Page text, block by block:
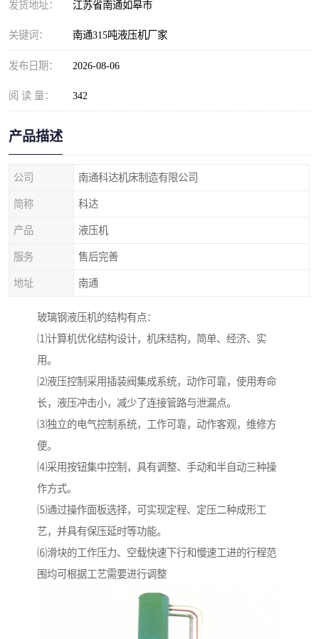
发货地址： 江苏省南通如皋市
关键词： 南通315吨液压机厂家
发布日期： 2026-08-06
阅 读 量： 342
产品描述
公司 南通科达机床制造有限公司
简称 科达
产品 液压机
服务 售后完善
地址 南通
玻璃钢液压机的结构有点：
⑴计算机优化结构设计，机床结构，简单、经济、实
用。
⑵液压控制采用插装阀集成系统，动作可靠，使用寿命
长，液压冲击小，减少了连接管路与泄漏点。
⑶独立的电气控制系统，工作可靠，动作客观，维修方
便。
⑷采用按钮集中控制，具有调整、手动和半自动三种操
作方式。
⑸通过操作面板选择，可实现定程、定压二种成形工
艺，并具有保压延时等功能。
⑹滑块的工作压力、空载快速下行和慢速工进的行程范
围均可根据工艺需要进行调整